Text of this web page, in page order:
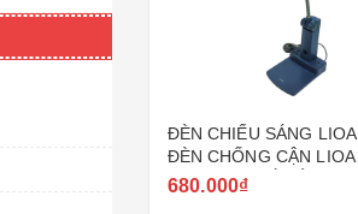
ĐÈN CHIẾU SÁNG LIOA,
ĐÈN CHỐNG CẬN LIOA
CÓ THÊM 1 Ổ CẮM ĐA
680.000₫